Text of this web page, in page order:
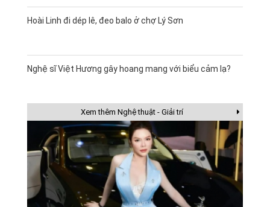
Hoài Linh đi dép lê, đeo balo ở chợ Lý Sơn
Nghệ sĩ Việt Hương gây hoang mang với biểu cảm lạ?
Xem thêm Nghệ thuật - Giải trí